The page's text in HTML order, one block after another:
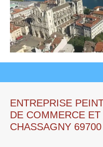
ENTREPRISE
DE COMMERCE
CHASSAGNY 69700